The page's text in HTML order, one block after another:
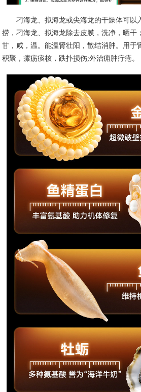
刁海龙、拟海龙或尖海龙的干燥体可以
捞，刁海龙、拟海龙除去皮膜，洗净，晒干
甘，咸，温。能温肾壮阳，散结消肿。用于
积聚，瘰疬痰核，跌扑损伤;外治痈肿疔疮。